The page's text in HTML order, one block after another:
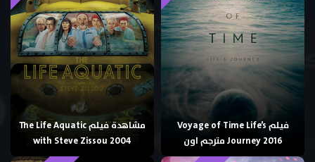
فيلم Voyage of Time Life’s
Journey 2016 مترجم اون
مشاهدة فيلم The Life Aquatic
with Steve Zissou 2004